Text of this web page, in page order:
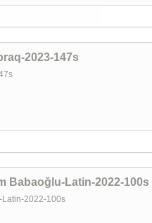
2023-147s
Babaoğlu-Latin-2022-100s
2022-100s